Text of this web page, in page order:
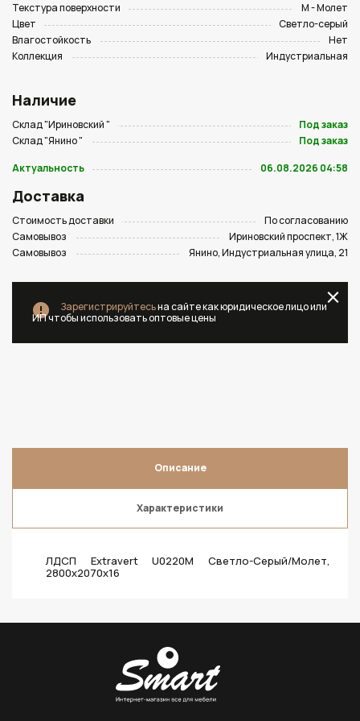
Текстура поверхности
M - Молет
Цвет
Светло-серый
Влагостойкость
Нет
Коллекция
Индустриальная
Наличие
Склад "Ириновский "
Под заказ
Склад "Янино "
Под заказ
Актуальность
06.08.2026 04:58
Доставка
Стоимость доставки
По согласованию
Самовывоз
Ириновский проспект, 1Ж
Самовывоз
Янино, Индустриальная улица, 21
Зарегистрируйтесьна сайте как юридическое лицо или
ИП чтобы использовать оптовые цены
Описание
Характеристики
ЛДСП Extravert U0220M Светло-Серый/Молет,
2800х2070х16